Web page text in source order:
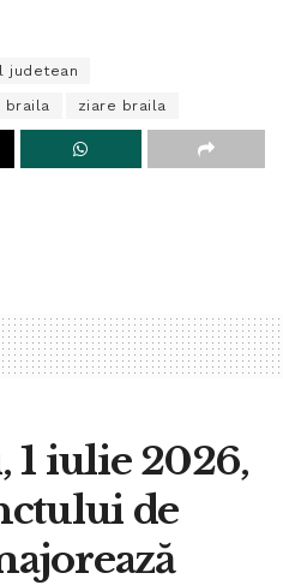
judetean
braila ziare braila
iulie 2026,
de